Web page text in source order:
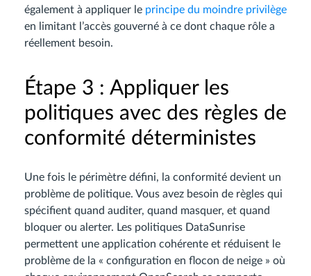
également à appliquer le principe du moindre privilège
en limitant l’accès gouverné à ce dont chaque rôle a
réellement besoin.
Étape 3 : Appliquer les
politiques avec des règles de
conformité déterministes
Une fois le périmètre défini, la conformité devient un
problème de politique. Vous avez besoin de règles qui
spécifient quand auditer, quand masquer, et quand
bloquer ou alerter. Les politiques DataSunrise
permettent une application cohérente et réduisent le
problème de la « configuration en flocon de neige » où